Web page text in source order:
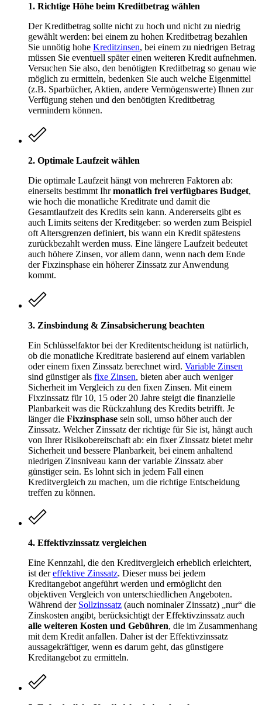
1. Richtige Höhe beim Kreditbetrag wählen
Der Kreditbetrag sollte nicht zu hoch und nicht zu niedrig
gewählt werden: bei einem zu hohen Kreditbetrag bezahlen
Sie unnötig hohe Kreditzinsen, bei einem zu niedrigen Betrag
müssen Sie eventuell später einen weiteren Kredit aufnehmen.
Versuchen Sie also, den benötigten Kreditbetrag so genau wie
möglich zu ermitteln, bedenken Sie auch welche Eigenmittel
(z.B. Sparbücher, Aktien, andere Vermögenswerte) Ihnen zur
Verfügung stehen und den benötigten Kreditbetrag
vermindern können.
2. Optimale Laufzeit wählen
Die optimale Laufzeit hängt von mehreren Faktoren ab:
einerseits bestimmt Ihrmonatlich frei verfügbares Budget,
wie hoch die monatliche Kreditrate und damit die
Gesamtlaufzeit des Kredits sein kann. Andererseits gibt es
auch Limits seitens der Kreditgeber: so werden zum Beispiel
oft Altersgrenzen definiert, bis wann ein Kredit spätestens
zurückbezahlt werden muss. Eine längere Laufzeit bedeutet
auch höhere Zinsen, vor allem dann, wenn nach dem Ende
der Fixzinsphase ein höherer Zinssatz zur Anwendung
kommt.
3. Zinsbindung & Zinsabsicherung beachten
Ein Schlüsselfaktor bei der Kreditentscheidung ist natürlich,
ob die monatliche Kreditrate basierend auf einem variablen
oder einem fixen Zinssatz berechnet wird. Variable Zinsen
sind günstiger als fixe Zinsen, bieten aber auch weniger
Sicherheit im Vergleich zu den fixen Zinsen. Mit einem
Fixzinssatz für 10, 15 oder 20 Jahre steigt die finanzielle
Planbarkeit was die Rückzahlung des Kredits betrifft. Je
länger die Fixzinsphase sein soll, umso höher auch der
Zinssatz. Welcher Zinssatz der richtige für Sie ist, hängt auch
von Ihrer Risikobereitschaft ab: ein fixer Zinssatz bietet mehr
Sicherheit und bessere Planbarkeit, bei einem anhaltend
niedrigen Zinsniveau kann der variable Zinssatz aber
günstiger sein. Es lohnt sich in jedem Fall einen
Kreditvergleich zu machen, um die richtige Entscheidung
treffen zu können.
4. Effektivzinssatz vergleichen
Eine Kennzahl, die den Kreditvergleich erheblich erleichtert,
ist dereffektive Zinssatz. Dieser muss bei jedem
Kreditangebot angeführt werden und ermöglicht den
objektiven Vergleich von unterschiedlichen Angeboten.
Während der Sollzinssatz (auch nominaler Zinssatz) „nur“ die
Zinskosten angibt, berücksichtigt der Effektivzinssatz auch
alle weiteren Kosten und Gebühren, die im Zusammenhang
mit dem Kredit anfallen. Daher ist der Effektivzinssatz
aussagekräftiger, wenn es darum geht, das günstigere
Kreditangebot zu ermitteln.